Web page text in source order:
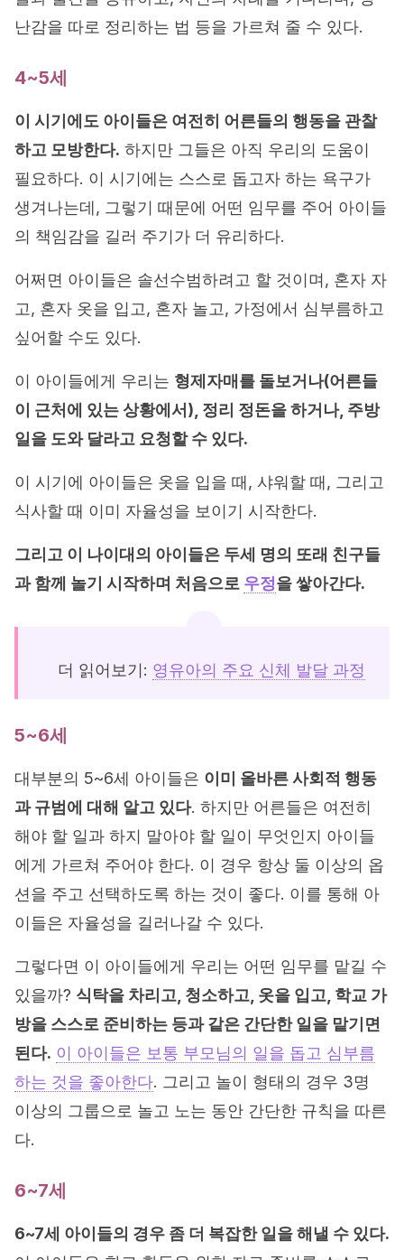
난감을 따로 정리하는 법 등을 가르쳐 줄 수 있다.
4~5세
이 시기에도 아이들은 여전히 어른들의 행동을 관찰
하고 모방한다. 하지만 그들은 아직 우리의 도움이
필요하다. 이 시기에는 스스로 돕고자 하는 욕구가
생겨나는데, 그렇기 때문에 어떤 임무를 주어 아이들
의 책임감을 길러 주기가 더 유리하다.
어쩌면 아이들은 솔선수범하려고 할 것이며, 혼자 자
고, 혼자 옷을 입고, 혼자 놀고, 가정에서 심부름하고
싶어할 수도 있다.
이 아이들에게 우리는 형제자매를 돌보거나(어른들
이 근처에 있는 상황에서), 정리 정돈을 하거나, 주방
일을 도와 달라고 요청할 수 있다.
이 시기에 아이들은 옷을 입을 때, 샤워할 때, 그리고
식사할 때 이미 자율성을 보이기 시작한다.
그리고 이 나이대의 아이들은 두세 명의 또래 친구들
과 함께 놀기 시작하며 처음으로 우정을 쌓아간다.
더 읽어보기: 영유아의 주요 신체 발달 과정
5~6세
대부분의 5~6세 아이들은 이미 올바른 사회적 행동
과 규범에 대해 알고 있다. 하지만 어른들은 여전히
해야 할 일과 하지 말아야 할 일이 무엇인지 아이들
에게 가르쳐 주어야 한다. 이 경우 항상 둘 이상의 옵
션을 주고 선택하도록 하는 것이 좋다. 이를 통해 아
이들은 자율성을 길러나갈 수 있다.
그렇다면 이 아이들에게 우리는 어떤 임무를 맡길 수
있을까? 식탁을 차리고, 청소하고, 옷을 입고, 학교 가
방을 스스로 준비하는 등과 같은 간단한 일을 맡기면
된다. 이 아이들은 보통 부모님의 일을 돕고 심부름
하는 것을 좋아한다. 그리고 놀이 형태의 경우 3명
이상의 그룹으로 놀고 노는 동안 간단한 규칙을 따른
다.
6~7세
6~7세 아이들의 경우 좀 더 복잡한 일을 해낼 수 있다.